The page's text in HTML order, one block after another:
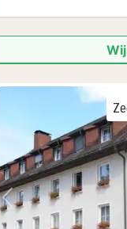
Vorige foto